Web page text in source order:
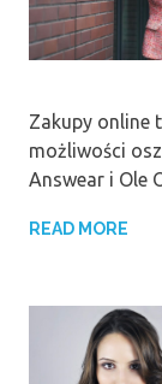
Zakupy online
możliwości
Answear i Ole
READ MORE